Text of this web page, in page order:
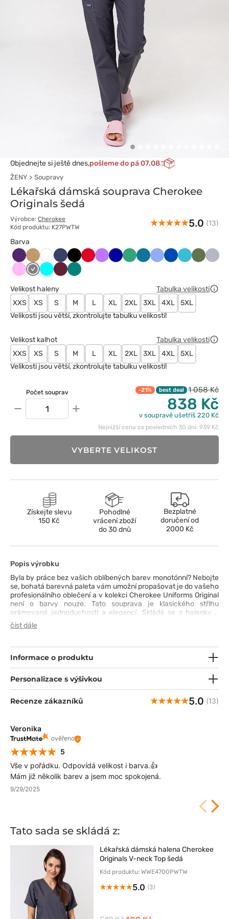
Objednejte si ještě dnes,pošleme do pá 07.08
ŽENY Soupravy
Lékařská dámská souprava Cherokee
Originals šedá
Výrobce: Cherokee
Kód produktu: K27PWTW
5.0 (13)
Barva
Bakłażanowy
Beżowy
Biały Ciemny
granat
CzarnyCzerwony
FioletowyGranatowy
JasnyKaraibskiKlasyczny
Królewski
MorskiOliwkowy
Różowy
Szary TurkusWiśniowy
Zielony
Velikost haleny
Tabulka velikostí
XXS
XS S M L XL 2XL 3XL 4XL
5XL
Velikosti jsou větší, zkontrolujte tabulku velikostí!
Velikost kalhot
Tabulka velikostí
XXS
XS S M L XL 2XL 3XL 4XL
5XL
Velikosti jsou větší, zkontrolujte tabulku velikostí!
Počet souprav
− +
-21% best deal 1 058 Kč
838 Kč
v soupravě ušetříš 220 Kč
Nejnižší cena za posledních 30 dní: 939 Kč
VYBERTE VELIKOST
Získejte slevu
150 Kč
Pohodlné
vrácení zboží
do 30 dnů
Bezplatné
doručení od
2000 Kč
Popis výrobku
Byla by práce bez vašich oblíbených barev monotónní? Nebojte
se, bohatá barevná paleta vám umožní propašovat je do vašeho
profesionálního oblečení a v kolekci Cherokee Uniforms Original
není o barvy nouze. Tato souprava je klasického střihu
orámovaná jednoduchostí a elegancí. Skládá se z halenky s
výstřihem do V, bočními rozparky a prostornými kapsami
a kalhot s decentně zúženými nohavicemi, elastickým pasem
udržovatelná tkanina, kterou můžete prát na 70 °C, je pohodlná
a spolehlivá na nošení. Zbývá už jen otázka barvy. Pro kterou se
číst dále
Informace o produktu
Personalizace s výšivkou
Recenze zákazníků 5.0 (13)
Veronika
ověřeno
5
Vše v pořádku. Odpovídá velikost i barva.👍️
Mám již několik barev a jsem moc spokojená.
9/29/2025
Tato sada se skládá z:
Lékařská dámská halena Cherokee
Originals V-neck Top šedá
Kód produktu: WWE4700PWTW
5.0 (3)